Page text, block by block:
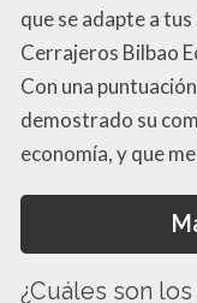
que se adapte a
Cerrajeros Bilbao
Con una
demostrado su
economía, y que
¿Cuáles son